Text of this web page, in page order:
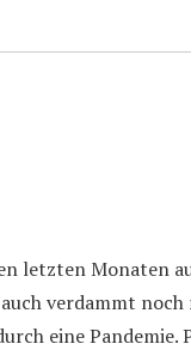
letzten Monaten
verdammt
eine